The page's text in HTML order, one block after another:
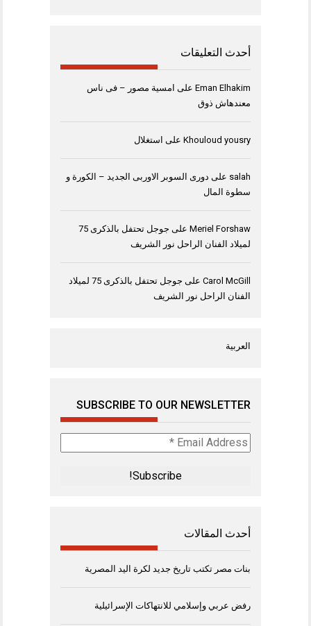
أحدث التعليقات
Eman Elhakim على امسية مصور – فى ناس
معندهاش ذوق
Khouloud yousry على استغلال
salah على دورى السوبر الاوربى الجديد – الكورة و
سطوة المال
Meriel Forshaw على
جوجل تحتفل بالذكرى 75
لميلاد الفنان الراحل نور الشريف
Carol McGill على
جوجل تحتفل بالذكرى 75 لميلاد
الفنان الراحل نور الشريف
العربية
SUBSCRIBE TO OUR NEWSLETTER
Email
Address
أحدث المقالات
بنات مصر تكتب تاريخ جديد لكرة اليد المصرية
رفض عربي وإسلامي للانتهاكات الإسرائيلية